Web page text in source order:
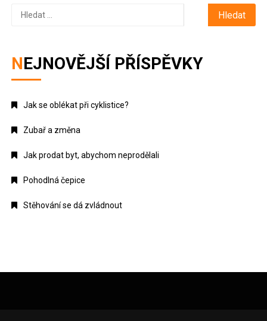
Vyhledávání
NEJNOVĚJŠÍ PŘÍSPĚVKY
Jak se oblékat při cyklistice?
Zubař a změna
Jak prodat byt, abychom neprodělali
Pohodlná čepice
Stěhování se dá zvládnout